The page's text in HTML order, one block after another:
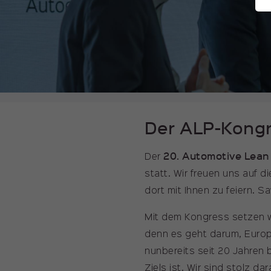
Der ALP-
Der 20. Automotive
statt. Wir freuen uns auf
dort mit Ihnen zu feiern.
Mit dem Kongress setzen
denn es geht darum,
nunbereits seit 20 Jahren
Ziels ist. Wir sind stolz